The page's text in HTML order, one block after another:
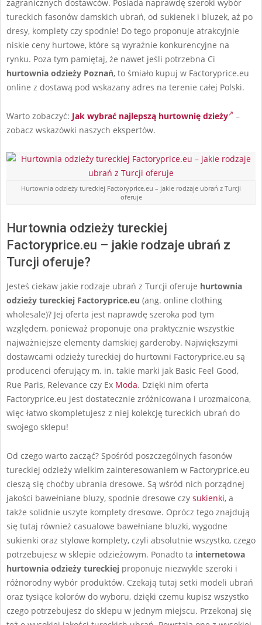
zagranicznych dostawców. Posiada naprawdę szeroki wybór
tureckich fasonów damskich ubrań, od sukienek i bluzek, aż po
dresy, komplety czy spodnie! Do tego proponuje atrakcyjnie
niskie ceny hurtowe, które są wyraźnie konkurencyjne na
rynku. Poza tym pamiętaj, że nawet jeśli potrzebna Ci
hurtownia odzieży Poznań, to śmiało kupuj w Factoryprice.eu
online z dostawą pod wskazany adres na terenie całej Polski.
Warto zobaczyć: Jak wybrać najlepszą hurtownię dzieży
–
zobacz wskazówki naszych ekspertów.
Hurtownia odzieży tureckiej Factoryprice.eu – jakie rodzaje ubrań z Turcji
oferuje
Hurtownia odzieży tureckiej
Factoryprice.eu – jakie rodzaje ubrań z
Turcji oferuje?
Jesteś ciekaw jakie rodzaje ubrań z Turcji oferuje hurtownia
odzieży tureckiej Factoryprice.eu (ang. online clothing
wholesale)? Jej oferta jest naprawdę szeroka pod tym
względem, ponieważ proponuje ona praktycznie wszystkie
najważniejsze elementy damskiej garderoby. Największymi
dostawcami odzieży tureckiej do hurtowni Factoryprice.eu są
producenci oferujący m. in. takie marki jak Basic Feel Good,
Rue Paris, Relevance czy Ex Moda. Dzięki nim oferta
Factoryprice.eu jest dostatecznie zróżnicowana i urozmaicona,
więc łatwo skompletujesz z niej kolekcję tureckich ubrań do
swojego sklepu!
Od czego warto zacząć? Spośród poszczególnych fasonów
tureckiej odzieży wielkim zainteresowaniem w Factoryprice.eu
cieszą się choćby ubrania dresowe. Są wśród nich porządnej
jakości bawełniane bluzy, spodnie dresowe czy sukienki, a
także solidnie uszyte komplety dresowe. Oprócz tego znajdują
się tutaj również casualowe bawełniane bluzki, wygodne
sukienki oraz stylowe komplety, czyli absolutnie wszystko, czego
potrzebujesz w sklepie odzieżowym. Ponadto ta internetowa
hurtownia odzieży tureckiej proponuje niezwykle szeroki i
różnorodny wybór produktów. Czekają tutaj setki modeli ubrań
oraz tysiące kolorów do wyboru, dzięki czemu kupisz wszystko
czego potrzebujesz do sklepu w jednym miejscu. Przekonaj się